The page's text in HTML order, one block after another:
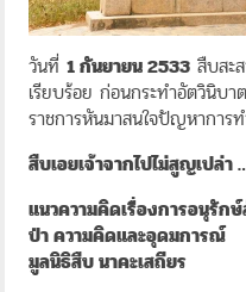
วันที่1 กันยายน 2533 สืบสะ
เรียบร้อย ก่อนกระทำอัตวินิบา
ราชการหันมาสนใจปัญหาการ
สืบเอยเจ้าจากไปไม่สูญเปล่า
แนวความคิดเรื่องการอนุรัก
ป่า ความคิดและอุดมการณ์
มูลนิธิสืบ นาคะเสถียร